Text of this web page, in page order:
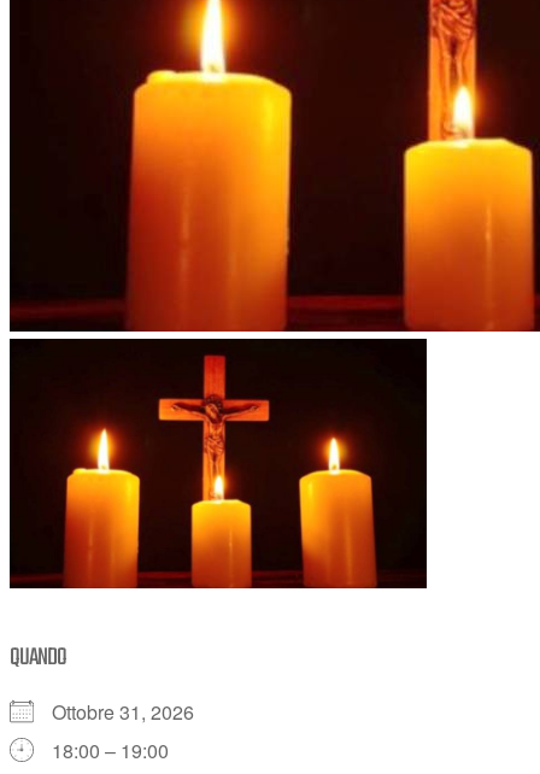
QUANDO
Ottobre 31, 2026
18:00 – 19:00